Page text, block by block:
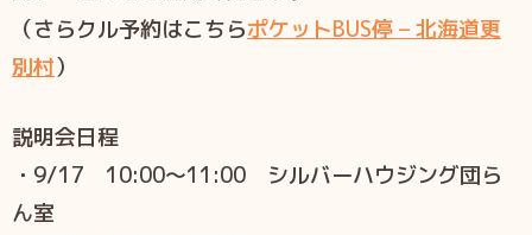
（さらクル予約はこちらポケットBUS停 – 北海道更
別村）
説明会日程
・9/17 10:00～11:00 シルバーハウジング団ら
ん室